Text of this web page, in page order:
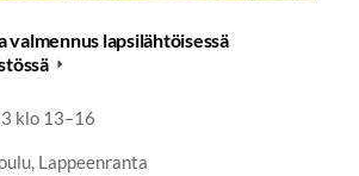
lapsilähtöisessä
klo 13–16
Lappeenranta